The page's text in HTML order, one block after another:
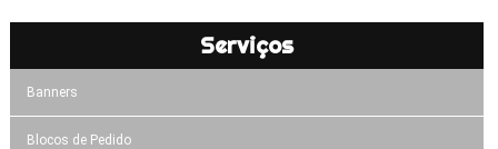
Serviços
Banners
Blocos de Pedido